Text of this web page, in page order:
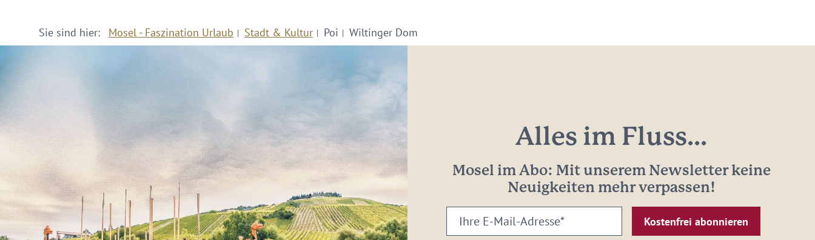
Sie sind hier: Mosel - Faszination Urlaub Stadt & Kultur Poi Wiltinger Dom
Alles im Fluss...
Mosel im Abo: Mit unserem Newsletter keine
Neuigkeiten mehr verpassen!
Ihre
E-